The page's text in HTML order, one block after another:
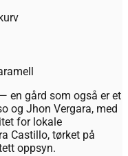
en gård som også er et
og Jhon Vergara, med
for lokale
Castillo, tørket på
oppsyn.